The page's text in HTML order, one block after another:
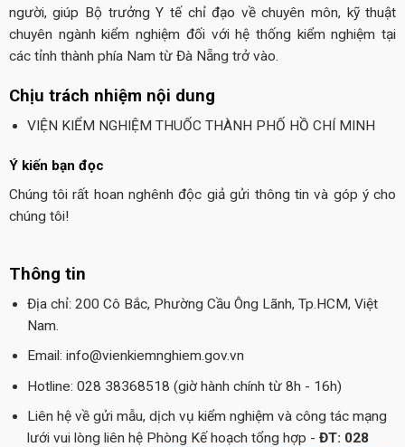
người, giúp Bộ trưởng Y tế chỉ đạo về chuyên môn, kỹ thuật
chuyên ngành kiểm nghiệm đối với hệ thống kiểm nghiệm tại
các tỉnh thành phía Nam từ Đà Nẵng trở vào.
Chịu trách nhiệm nội dung
VIỆN KIỂM NGHIỆM THUỐC THÀNH PHỐ HỒ CHÍ MINH
Ý kiến bạn đọc
Chúng tôi rất hoan nghênh độc giả gửi thông tin và góp ý cho
chúng tôi!
Thông tin
Địa chỉ: 200 Cô Bắc, Phường Cầu Ông Lãnh, Tp.HCM, Việt
Nam.
Email: info@vienkiemnghiem.gov.vn
Hotline: 028 38368518 (giờ hành chính từ 8h - 16h)
Liên hệ về gửi mẫu, dịch vụ kiểm nghiệm và công tác mạng
lưới vui lòng liên hệ Phòng Kế hoạch tổng hợp - ĐT: 028